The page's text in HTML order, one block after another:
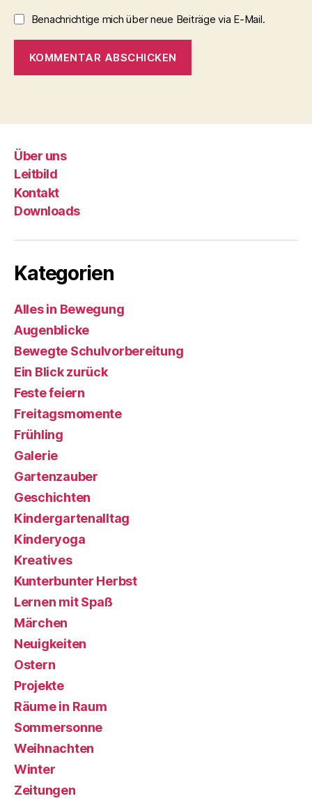
Benachrichtige mich über neue Beiträge via E-Mail.
Über uns
Leitbild
Kontakt
Downloads
Kategorien
Alles in Bewegung
Augenblicke
Bewegte Schulvorbereitung
Ein Blick zurück
Feste feiern
Freitagsmomente
Frühling
Galerie
Gartenzauber
Geschichten
Kindergartenalltag
Kinderyoga
Kreatives
Kunterbunter Herbst
Lernen mit Spaß
Märchen
Neuigkeiten
Ostern
Projekte
Räume in Raum
Sommersonne
Weihnachten
Winter
Zeitungen